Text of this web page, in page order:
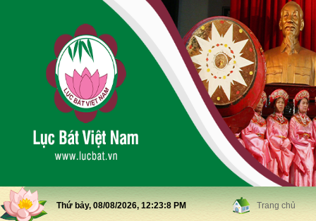
Thứ bảy, 08/08/2026, 12:23:10 PM Trang chủ